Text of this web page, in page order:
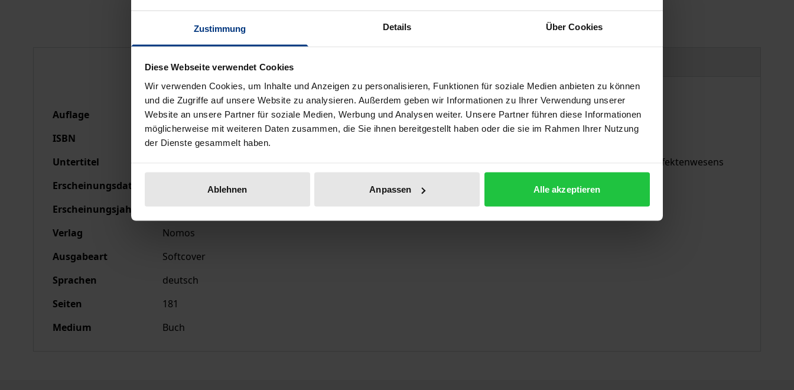
Zustimmung Details Über Cookies
Diese Webseite verwendet Cookies
Wir verwenden Cookies, um Inhalte und Anzeigen zu personalisieren, Funktionen für soziale Medien anbieten zu können
und die Zugriffe auf unsere Website zu analysieren. Außerdem geben wir Informationen zu Ihrer Verwendung unserer
Website an unsere Partner für soziale Medien, Werbung und Analysen weiter. Unsere Partner führen diese Informationen
möglicherweise mit weiteren Daten zusammen, die Sie ihnen bereitgestellt haben oder die sie im Rahmen Ihrer Nutzung
der Dienste gesammelt haben.
Ablehnen Anpassen Alle akzeptieren
Bibliografische Angaben
Auflage
1
ISBN
978-3-7890-0387-5
Untertitel
Eine Untersuchung der faktischen und rechtlichen Möglichkeiten einer Weiterentwicklung des herrschenden Effektenwesens
Erscheinungsdatum
15.08.1978
Erscheinungsjahr
1978
Verlag
Nomos
Ausgabeart
Softcover
Sprachen
deutsch
Seiten
181
Medium
Buch